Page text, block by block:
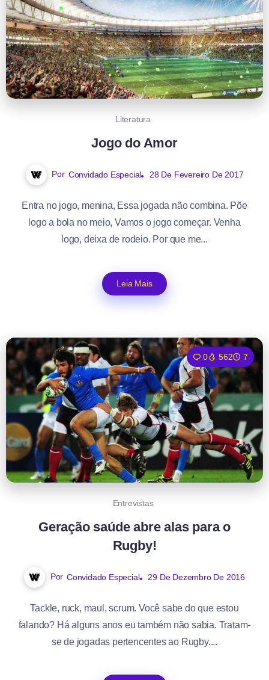
Literatura
Jogo do Amor
Por Convidado Especial 28 De Fevereiro De 2017
Entra no jogo, menina, Essa jogada não combina. Põe
logo a bola no meio, Vamos o jogo começar. Venha
logo, deixa de rodeio. Por que me...
Leia Mais
0 562 7
Entrevistas
Geração saúde abre alas para o
Rugby!
Por Convidado Especial 29 De Dezembro De 2016
Tackle, ruck, maul, scrum. Você sabe do que estou
falando? Há alguns anos eu também não sabia. Tratam-
se de jogadas pertencentes ao Rugby....